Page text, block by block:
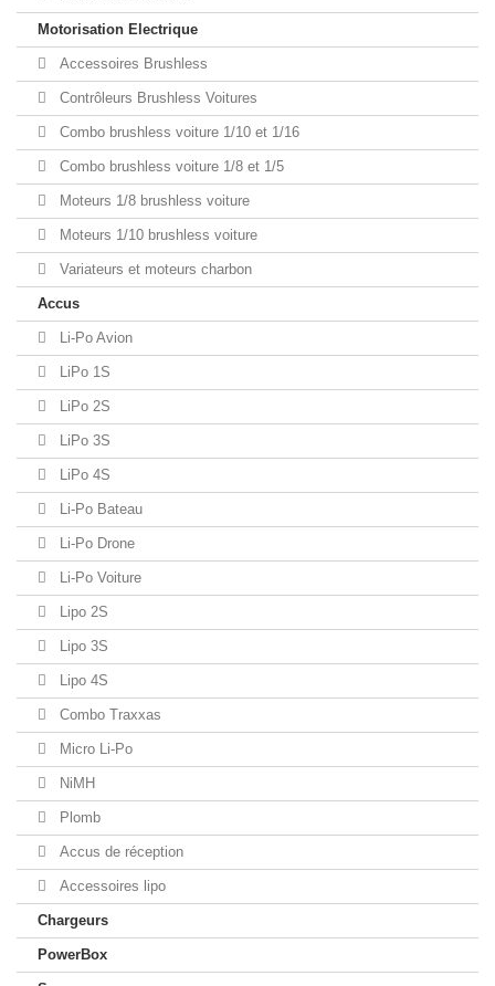
Motorisation Electrique
Accessoires Brushless
Contrôleurs Brushless Voitures
Combo brushless voiture 1/10 et 1/16
Combo brushless voiture 1/8 et 1/5
Moteurs 1/8 brushless voiture
Moteurs 1/10 brushless voiture
Variateurs et moteurs charbon
Accus
Li-Po Avion
LiPo 1S
LiPo 2S
LiPo 3S
LiPo 4S
Li-Po Bateau
Li-Po Drone
Li-Po Voiture
Lipo 2S
Lipo 3S
Lipo 4S
Combo Traxxas
Micro Li-Po
NiMH
Plomb
Accus de réception
Accessoires lipo
Chargeurs
PowerBox